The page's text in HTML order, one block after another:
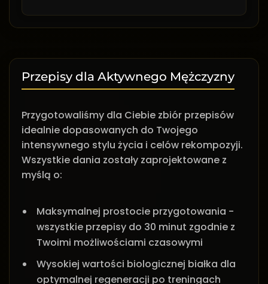
Przepisy dla Aktywnego Mężczyzny
Przygotowaliśmy dla Ciebie zbiór przepisów
idealnie dopasowanych do Twojego
intensywnego stylu życia i celów rekompozyji.
Wszystkie dania zostały zaprojektowane z
myślą o:
Maksymalnej prostocie przygotowania -
wszystkie przepisy do 30 minut zgodnie z
Twoimi możliwościami czasowymi
Wysokiej wartości biologicznej białka dla
optymalnej regeneracji po treningach